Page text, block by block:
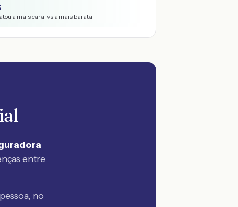
a mais cara, vs a mais barata
entre
no